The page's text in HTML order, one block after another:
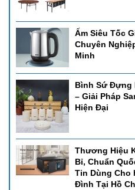
Chúng tôi có đội ngũ nhân
phẩm với nhiều mẫu mã
khách hàng sự hài lòng và
- Showroom Đồ Dùng thiết
Thanh Khê, TP. Đà Nẵng.
- Showroom Đồ Dùng thiết
Cơ, P. An Lạc, Q. Bình Tân,
- Showroom Đồ Dùng thiết
3, khu Đô thị Hà quang 2,
*Điện thoại:0905880131
Ấm Siêu Tốc
Chuyên
Minh
Bình Sứ Đựng
– Giải Pháp
Hiện Đại
Thương Hiệu
Bỉ, Chuẩn
Tin Dùng Cho
Đình Tại Hồ